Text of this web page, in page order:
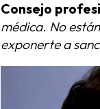
Consejo
médica. No
exponerte a